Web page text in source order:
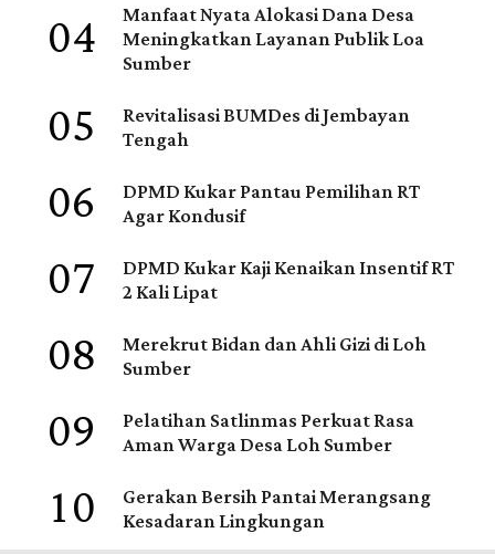
04 Manfaat Nyata Alokasi Dana Desa
Meningkatkan Layanan Publik Loa
Sumber
05 Revitalisasi BUMDes di Jembayan
Tengah
06 DPMD Kukar Pantau Pemilihan RT
Agar Kondusif
07 DPMD Kukar Kaji Kenaikan Insentif RT
2 Kali Lipat
08 Merekrut Bidan dan Ahli Gizi di Loh
Sumber
09 Pelatihan Satlinmas Perkuat Rasa
Aman Warga Desa Loh Sumber
10 Gerakan Bersih Pantai Merangsang
Kesadaran Lingkungan